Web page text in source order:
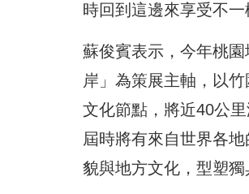
時回到這邊來享受不一
蘇俊賓表示，今年桃
岸」為策展主軸，以
文化節點，將近40公
屆時將有來自世界各
貌與地方文化，型塑獨